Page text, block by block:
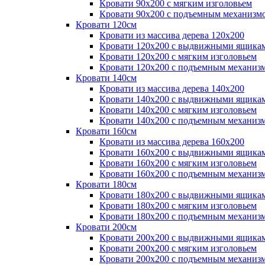
Кровати 90х200 с мягким изголовьем
Кровати 90х200 с подъемным
Кровати 120см
Кровати из массива дерева 120х200
Кровати 120х200 с выдвижными
Кровати 120х200 с мягким изголовьем
Кровати 120х200 с подъемным
Кровати 140см
Кровати из массива дерева 140х200
Кровати 140х200 с выдвижными
Кровати 140х200 с мягким изголовьем
Кровати 140х200 с подъемным
Кровати 160см
Кровати из массива дерева 160х200
Кровати 160х200 с выдвижными
Кровати 160х200 с мягким изголовьем
Кровати 160х200 с подъемным
Кровати 180см
Кровати 180х200 с выдвижными
Кровати 180х200 с мягким изголовьем
Кровати 180х200 с подъемным
Кровати 200см
Кровати 200х200 с выдвижными
Кровати 200х200 с мягким изголовьем
Кровати 200х200 с подъемным